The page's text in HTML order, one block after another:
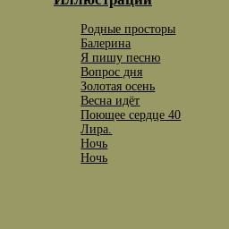
Родные просторы
Балерина
Я пишу песню
Вопрос дня
Золотая осень
Весна идёт
Поющее сердце 40
Лира.
Ночь
Ночь